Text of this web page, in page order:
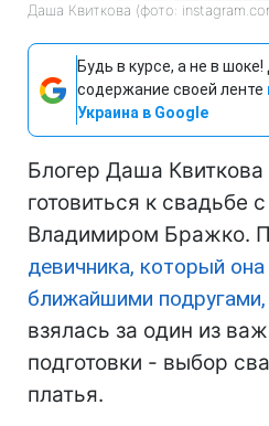
Даша Квиткова (фото:
Будь в курсе, а не в
содержание своей ленте
Украина в Google
Блогер Даша
готовиться к свадьбе
Владимиром Бражко.
девичника, который
ближайшими подругами,
взялась за один из
подготовки - выбор
платья.